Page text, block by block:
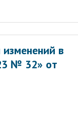
в
№ 32» от